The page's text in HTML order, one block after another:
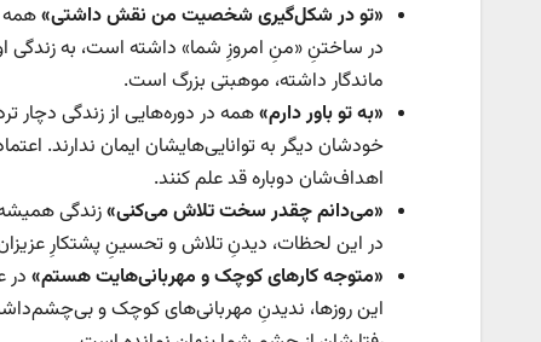
«تو در شکل‌گیری شخصیت من نقش داشتی»همه
در ساختنِ «منِ امروزِ شما» داشته است، به زندگی
ماندگار داشته، موهبتی بزرگ است.
«به تو باور دارم»همه در دوره‌هایی از زندگی
خودشان دیگر به توانایی‌هایشان ایمان ندارند.
اهداف‌شان دوباره قد علم کنند.
«می‌دانم چقدر سخت تلاش می‌کنی»زندگی
در این لحظات، دیدنِ تلاش و تحسینِ پشتکارِ
«متوجه کارهای کوچک و مهربانی‌هایت هستم» در
این روزها، ندیدنِ مهربانی‌های کوچک و